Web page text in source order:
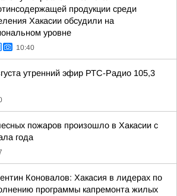
продукции среди
Хакасии обсудили на
уровне
10:40
утренний эфир РТС-Радио 105,3
пожаров произошло в Хакасии с
года
Коновалов: Хакасия в лидерах по
программы капремонта жилых